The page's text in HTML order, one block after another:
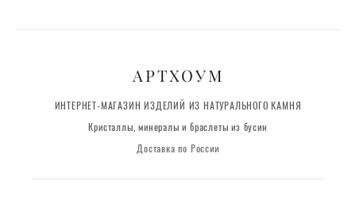
АРТХОУМ
ИНТЕРНЕТ-МАГАЗИН ИЗДЕЛИЙ ИЗ НАТУРАЛЬНОГО КАМНЯ
Кристаллы, минералы и браслеты из бусин
Доставка по России